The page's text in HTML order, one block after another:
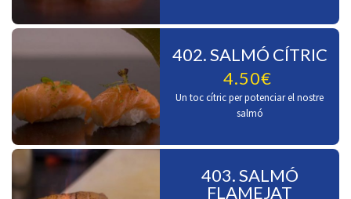
402. SALMÓ CÍTRIC
4.50€
Un toc cítric per potenciar el nostre
salmó
403. SALMÓ
FLAMEJAT